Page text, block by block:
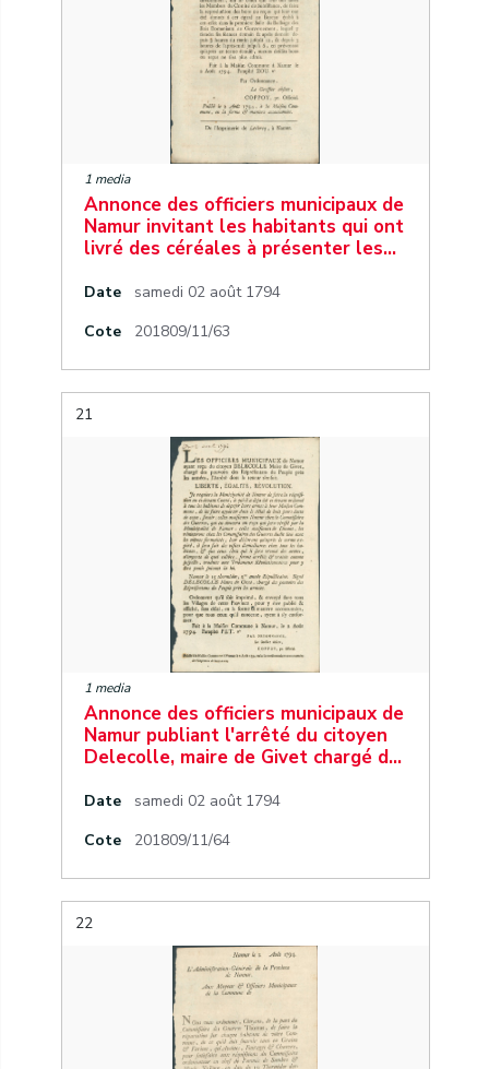
1 media
Annonce des officiers municipaux de
Namur invitant les habitants qui ont
livré des céréales à présenter les…
Date
samedi 02 août 1794
Cote
201809/11/63
21
1 media
Annonce des officiers municipaux de
Namur publiant l'arrêté du citoyen
Delecolle, maire de Givet chargé d…
Date
samedi 02 août 1794
Cote
201809/11/64
22